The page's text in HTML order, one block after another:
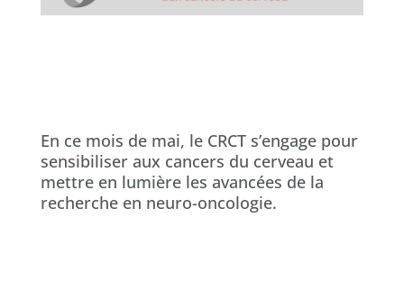
En ce mois de mai, le CRCT s’engage pour
sensibiliser aux cancers du cerveau et
mettre en lumière les avancées de la
recherche en neuro-oncologie.